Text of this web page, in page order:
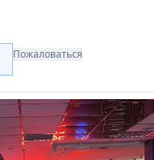
Пожаловаться